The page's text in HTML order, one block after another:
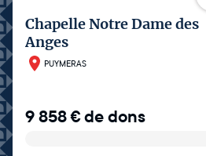
Chapelle Notre Dame des
Anges
PUYMERAS
9 858€de dons